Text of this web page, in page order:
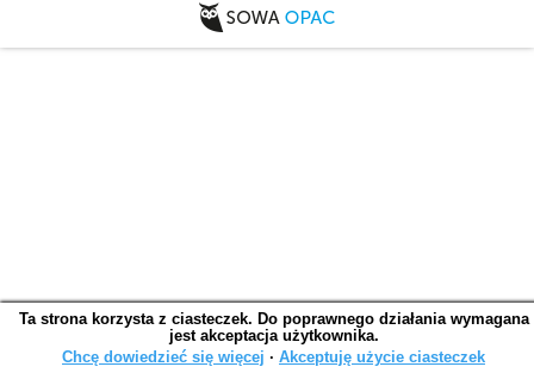
Ta strona korzysta z ciasteczek. Do poprawnego działania wymagana
jest akceptacja użytkownika.
Chcę dowiedzieć się więcej ∙ Akceptuję użycie ciasteczek